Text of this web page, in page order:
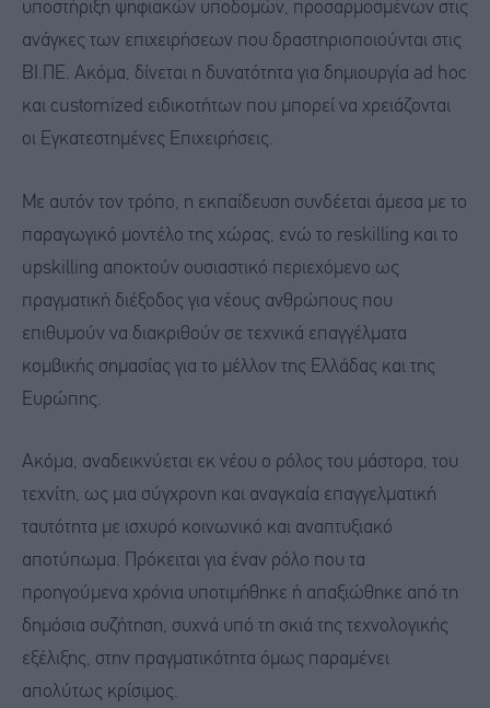
υποστήριξη ψηφιακών υποδομών, προσαρμοσμένων στις
ανάγκες των επιχειρήσεων που δραστηριοποιούνται στις
ΒΙ.ΠΕ. Ακόμα, δίνεται η δυνατότητα για δημιουργία ad hoc
και customized ειδικοτήτων που μπορεί να χρειάζονται
οι Εγκατεστημένες Επιχειρήσεις.
Με αυτόν τον τρόπο, η εκπαίδευση συνδέεται άμεσα με το
παραγωγικό μοντέλο της χώρας, ενώ το reskilling και το
upskilling αποκτούν ουσιαστικό περιεχόμενο ως
πραγματική διέξοδος για νέους ανθρώπους που
επιθυμούν να διακριθούν σε τεχνικά επαγγέλματα
κομβικής σημασίας για το μέλλον της Ελλάδας και της
Ευρώπης.
Ακόμα, αναδεικνύεται εκ νέου ο ρόλος του μάστορα, του
τεχνίτη, ως μια σύγχρονη και αναγκαία επαγγελματική
ταυτότητα με ισχυρό κοινωνικό και αναπτυξιακό
αποτύπωμα. Πρόκειται για έναν ρόλο που τα
προηγούμενα χρόνια υποτιμήθηκε ή απαξιώθηκε από τη
δημόσια συζήτηση, συχνά υπό τη σκιά της τεχνολογικής
εξέλιξης, στην πραγματικότητα όμως παραμένει
απολύτως κρίσιμος.